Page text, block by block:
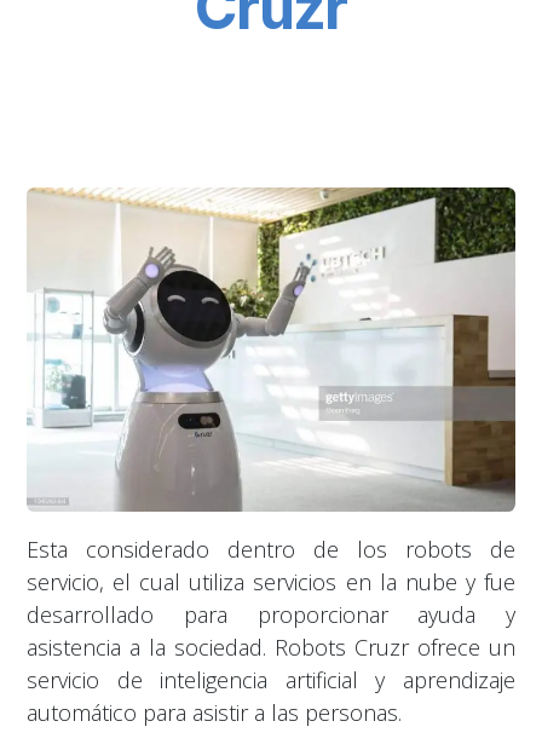
Esta considerado dentro de los robots de
servicio, el cual utiliza servicios en la nube y fue
desarrollado para proporcionar ayuda y
asistencia a la sociedad. Robots Cruzr ofrece un
servicio de inteligencia artificial y aprendizaje
automático para asistir a las personas.